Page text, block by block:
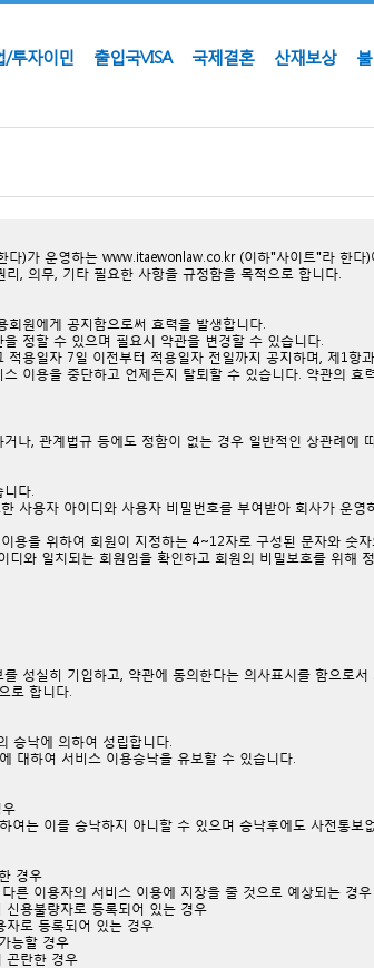
/투자이민 출입국VISA 국제결혼 산재보상
다)가 운영하는 www.itaewonlaw.co.kr(이하"사이트"라 한다)
, 의무, 기타 필요한 사항을 규정함을 목적으로 합니다.
원에게 공지함으로써 효력을 발생합니다.
정할 수 있으며 필요시 약관을 변경할 수 있습니다.
용일자 7일 이전부터 적용일자 전일까지 공지하며, 제1항
이용을 중단하고 언제든지 탈퇴할 수 있습니다. 약관의 효
나, 관계법규 등에도 정함이 없는 경우 일반적인 상관례에
다.
용자 아이디와 사용자 비밀번호를 부여받아 회사가 운영
을 위하여 회원이 지정하는 4~12자로 구성된 문자와 숫자
와 일치되는 회원임을 확인하고 회원의 비밀보호를 위해
성실히 기입하고, 약관에 동의한다는 의사표시를 함으로
로 합니다.
승낙에 의하여 성립합니다.
대하여 서비스 이용승낙을 유보할 수 있습니다.
여는 이를 승낙하지 아니할 수 있으며 승낙후에도 사전통보
경우
른 이용자의 서비스 이용에 지장을 줄 것으로 예상되는 경우
용불량자로 등록되어 있는 경우
로 등록되어 있는 경우
능할 경우
곤란한 경우